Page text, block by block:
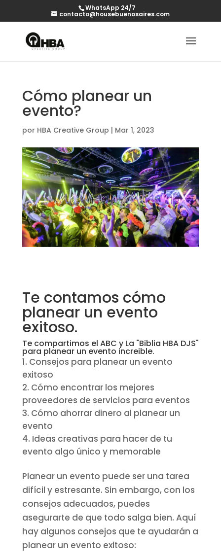
WhatsApp 24/7
contacto@housebuenosaires.com
Cómo planear un
evento?
por HBA Creative Group | Mar 1, 2023
Te contamos cómo
planear un evento
exitoso.
Te compartimos el ABC y La "Biblia HBA DJS"
para planear un evento increible.
Consejos para planear un evento
exitoso
Cómo encontrar los mejores
proveedores de servicios para eventos
Cómo ahorrar dinero al planear un
evento
Ideas creativas para hacer de tu
evento algo único y memorable
Planear un evento puede ser una tarea
difícil y estresante. Sin embargo, con los
consejos adecuados, puedes
asegurarte de que todo salga bien. Aquí
hay algunos consejos que te ayudarán a
planear un evento exitoso: